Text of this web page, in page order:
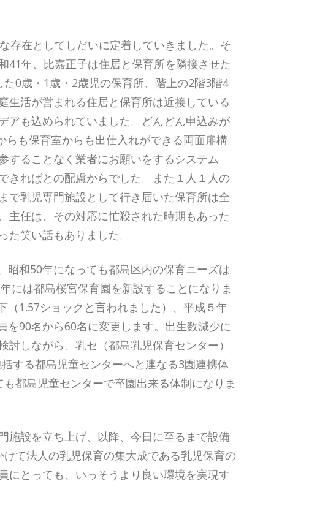
存在としてしだいに定着していきました。そ
41年、比嘉正子は住居と保育所を隣接させた
0歳・1歳・2歳児の保育所、階上の2階3階4
生活が営まれる住居と保育所は近接している
アも込められていました。どんどん申込みが
も保育室からも出仕入れができる両面扉構
することなく業者にお願いをするシステム
きればとの配慮からでした。また１人１人の
で乳児専門施設として行き届いた保育所は全
主任は、その対応に忙殺された時期もあった
笑い話もありました。
和50年になっても都島区内の保育ニーズは
には都島桜宮保育園を新設することになりま
（1.57ショックと言われました）、平成５年
を90名から60名に変更します。出生数減少に
しながら、乳セ（都島乳児保育センター）
する都島児童センターへと連なる3園連携体
都島児童センターで卒園出来る体制になりま
施設を立ち上げ、以降、今日に至るまで設備
て法人の乳児保育の集大成である乳児保育の
にとっても、いっそうより良い環境を実現す